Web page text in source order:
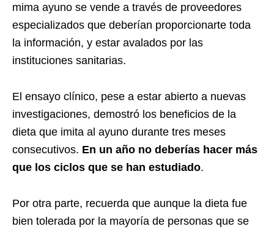
mima ayuno se vende a través de proveedores
especializados que deberían proporcionarte toda
la información, y estar avalados por las
instituciones sanitarias.
El ensayo clínico, pese a estar abierto a nuevas
investigaciones, demostró los beneficios de la
dieta que imita al ayuno durante tres meses
consecutivos. En un año no deberías hacer más
que los ciclos que se han estudiado.
Por otra parte, recuerda que aunque la dieta fue
bien tolerada por la mayoría de personas que se